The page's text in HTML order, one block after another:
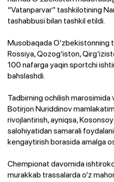
“Vatanparvar” tashkilotining
tashabbusi bilan tashkil etildi.
Musobaqada O‘zbekistonning
Rossiya, Qozog‘iston,
100 nafarga yaqin sportchi
bahslashdi.
Tadbirning ochilish marosimida
Botirjon Nuriddinov
rivojlantirish, ayniqsa,
salohiyatidan samarali
kengaytirish borasida amalga
Chempionat davomida
murakkab trassalarda o‘z